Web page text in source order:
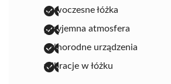
nowoczesne łóżka
przyjemna atmosfera
różnorodne urządzenia
wibracje w łóżku